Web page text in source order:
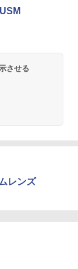
させる
レンズ